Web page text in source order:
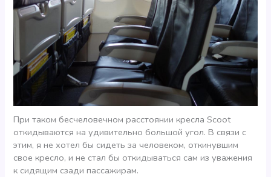
При таком бесчеловечном расстоянии кресла Scoot
откидываются на удивительно большой угол. В связи с
этим, я не хотел бы сидеть за человеком, откинувшим
свое кресло, и не стал бы откидываться сам из уважения
к сидящим сзади пассажирам.